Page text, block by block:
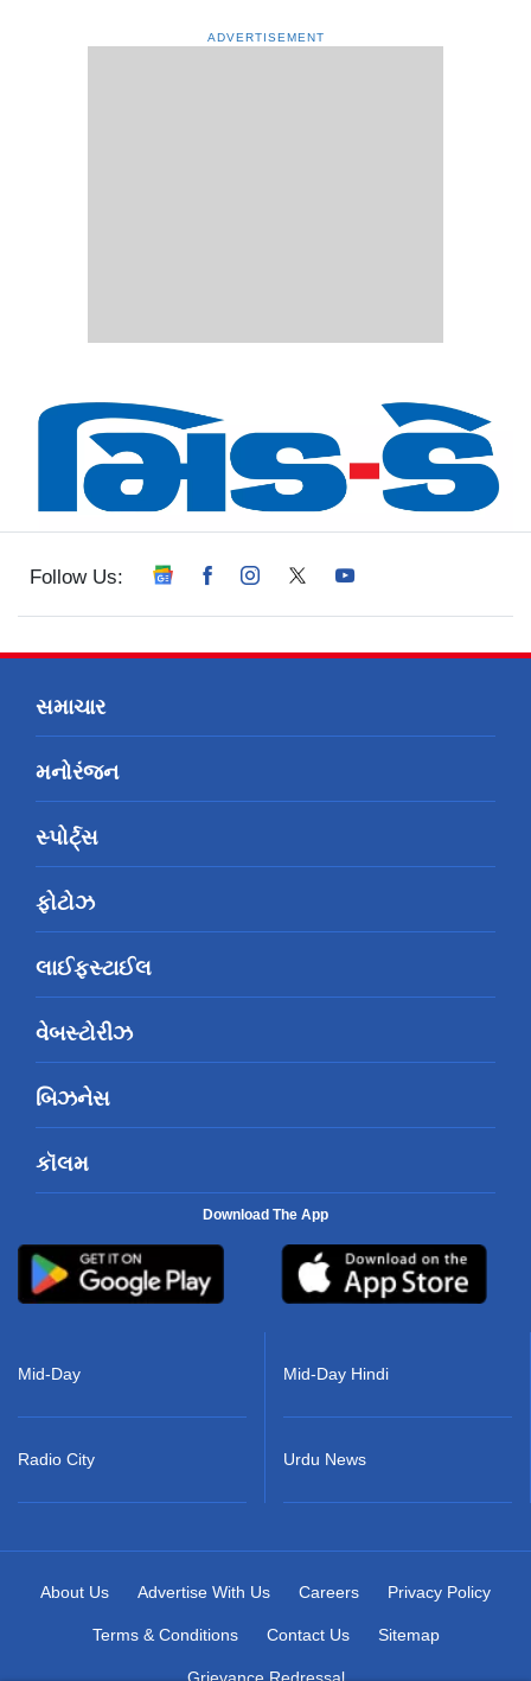
ADVERTISEMENT
Follow Us:
સમાચાર
મનોરંજન
સ્પોર્ટ્સ
ફોટોઝ
લાઈફસ્ટાઈલ
વેબસ્ટોરીઝ
બિઝનેસ
કૉલમ
Download The App
Mid-Day
Radio City
Mid-Day Hindi
Urdu News
About Us Advertise With Us Careers Privacy Policy
Terms & Conditions Contact Us Sitemap